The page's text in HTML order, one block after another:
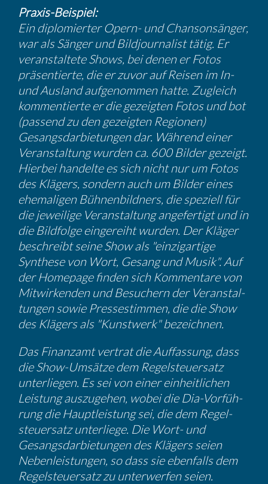
Praxis-Beispiel:
Ein diplo­mierter Opern- und Chanson­sänger,
war als Sänger und Bildjour­na­list tätig. Er
veran­stal­tete Shows, bei denen er Fotos
präsen­tierte, die er zuvor auf Reisen im In-
und Ausland aufge­nommen hatte. Zugleich
kommen­tierte er die gezeigten Fotos und bot
(passend zu den gezeigten Regionen)
Gesangs­dar­bie­tungen dar. Während einer
Veran­stal­tung wurden ca. 600 Bilder gezeigt.
Hierbei handelte es sich nicht nur um Fotos
des Klägers, sondern auch um Bilder eines
ehema­ligen Bühnen­bild­ners, die speziell für
die jewei­lige Veran­stal­tung angefer­tigt und in
die Bildfolge einge­reiht wurden. Der Kläger
beschreibt seine Show als "einzig­ar­tige
Synthese von Wort, Gesang und Musik". Auf
der Homepage finden sich Kommen­tare von
Mitwir­kenden und Besuchern der Veran­stal­
tungen sowie Presse­stimmen, die die Show
des Klägers als "Kunst­werk" bezeichnen.
Das Finanzamt vertrat die Auffas­sung, dass
die Show-Umsätze dem Regel­steu­er­satz
unter­liegen. Es sei von einer einheit­li­chen
Leistung auszu­gehen, wobei die Dia-Vorfüh­
rung die Haupt­leis­tung sei, die dem Regel­
steu­er­satz unter­liege. Die Wort- und
Gesangs­dar­bie­tungen des Klägers seien
Neben­leis­tungen, so dass sie ebenfalls dem
Regel­steu­er­satz zu unter­werfen seien.